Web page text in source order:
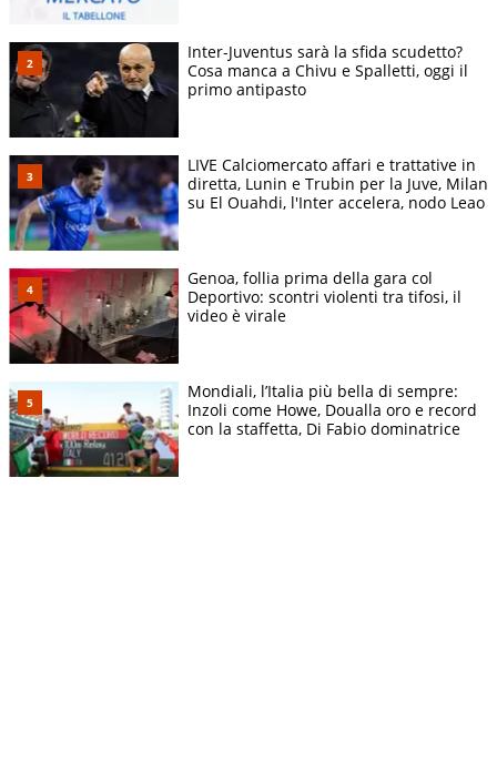
Inter-Juventus sarà la sfida scudetto?
Cosa manca a Chivu e Spalletti, oggi il
primo antipasto
LIVE Calciomercato affari e trattative in
diretta, Lunin e Trubin per la Juve, Milan
su El Ouahdi, l'Inter accelera, nodo Leao
Genoa, follia prima della gara col
Deportivo: scontri violenti tra tifosi, il
video è virale
Mondiali, l’Italia più bella di sempre:
Inzoli come Howe, Doualla oro e record
con la staffetta, Di Fabio dominatrice